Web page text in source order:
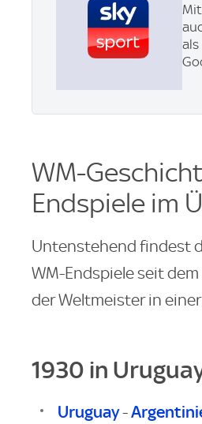
als
WM-
Endspiele im
Untenstehend findest
WM-Endspiele seit
der Weltmeister in
1930 in
Uruguay-